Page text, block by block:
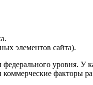
элементов сайта).
уровня. У
коммерческие факторы